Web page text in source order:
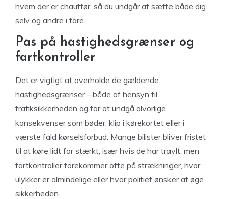
hvem der er chauffør, så du undgår at sætte både dig
selv og andre i fare.
Pas på hastighedsgrænser og
fartkontroller
Det er vigtigt at overholde de gældende
hastighedsgrænser – både af hensyn til
trafiksikkerheden og for at undgå alvorlige
konsekvenser som bøder, klip i kørekortet eller i
værste fald kørselsforbud. Mange bilister bliver fristet
til at køre lidt for stærkt, især hvis de har travlt, men
fartkontroller forekommer ofte på strækninger, hvor
ulykker er almindelige eller hvor politiet ønsker at øge
sikkerheden.